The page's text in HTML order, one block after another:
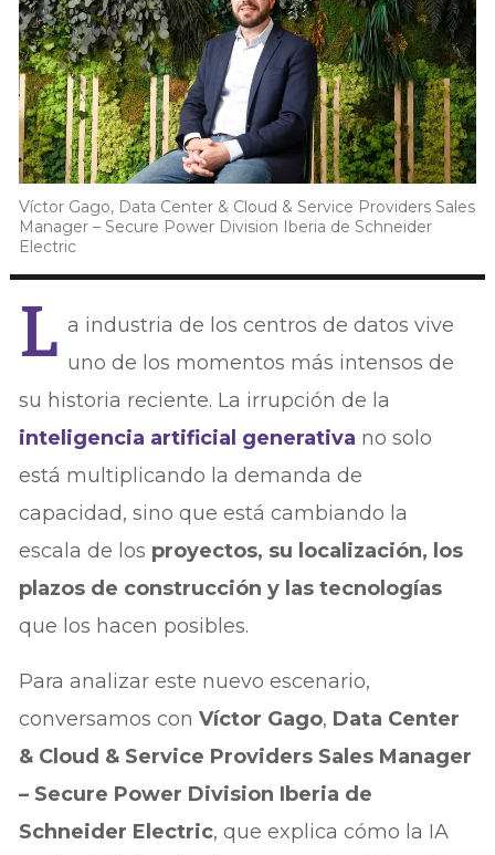
Víctor Gago, Data Center & Cloud & Service Providers Sales
Manager – Secure Power Division Iberia de Schneider
Electric
L a industria de los centros de datos vive
uno de los momentos más intensos de
su historia reciente. La irrupción de la
inteligencia artificial generativa no solo
está multiplicando la demanda de
capacidad, sino que está cambiando la
escala de los proyectos, su localización, los
plazos de construcción y las tecnologías
que los hacen posibles.
Para analizar este nuevo escenario,
conversamos conVíctor Gago, Data Center
& Cloud & Service Providers Sales Manager
– Secure Power Division Iberia de
Schneider Electric, que explica cómo la IA